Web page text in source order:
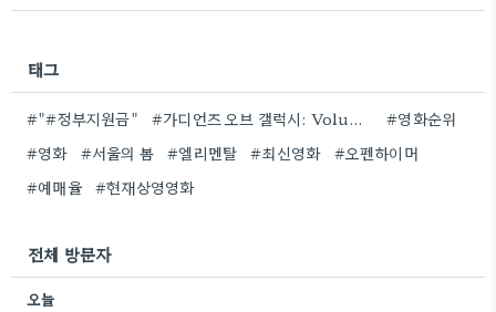
태그
#"#정부지원금" #가디언즈 오브 갤럭시: Volume 3
#영화순위
#영화
#서울의 봄 #엘리멘탈 #최신영화
#오펜하이머
#예매율
#현재상영영화
전체 방문자
오늘